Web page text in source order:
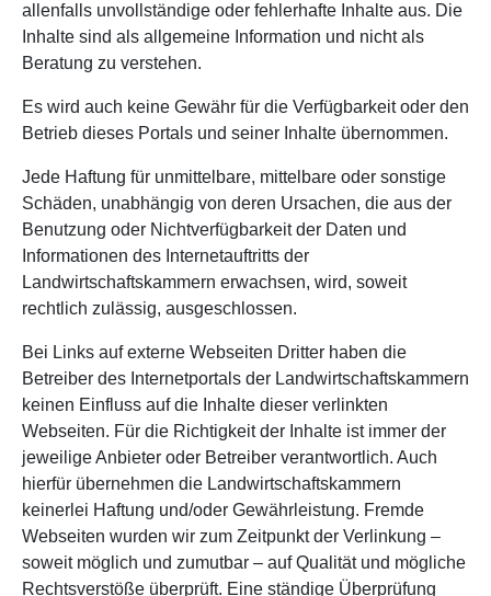
allenfalls unvollständige oder fehlerhafte Inhalte aus. Die
Inhalte sind als allgemeine Information und nicht als
Beratung zu verstehen.
Es wird auch keine Gewähr für die Verfügbarkeit oder den
Betrieb dieses Portals und seiner Inhalte übernommen.
Jede Haftung für unmittelbare, mittelbare oder sonstige
Schäden, unabhängig von deren Ursachen, die aus der
Benutzung oder Nichtverfügbarkeit der Daten und
Informationen des Internetauftritts der
Landwirtschaftskammern erwachsen, wird, soweit
rechtlich zulässig, ausgeschlossen.
Bei Links auf externe Webseiten Dritter haben die
Betreiber des Internetportals der Landwirtschaftskammern
keinen Einfluss auf die Inhalte dieser verlinkten
Webseiten. Für die Richtigkeit der Inhalte ist immer der
jeweilige Anbieter oder Betreiber verantwortlich. Auch
hierfür übernehmen die Landwirtschaftskammern
keinerlei Haftung und/oder Gewährleistung. Fremde
Webseiten wurden wir zum Zeitpunkt der Verlinkung –
soweit möglich und zumutbar – auf Qualität und mögliche
Rechtsverstöße überprüft. Eine ständige Überprüfung